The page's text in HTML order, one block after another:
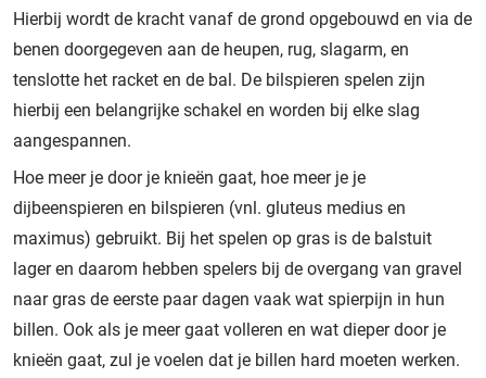
Hierbij wordt de kracht vanaf de grond opgebouwd en via de
benen doorgegeven aan de heupen, rug, slagarm, en
tenslotte het racket en de bal. De bilspieren spelen zijn
hierbij een belangrijke schakel en worden bij elke slag
aangespannen.
Hoe meer je door je knieën gaat, hoe meer je je
dijbeenspieren en bilspieren (vnl. gluteus medius en
maximus) gebruikt. Bij het spelen op gras is de balstuit
lager en daarom hebben spelers bij de overgang van gravel
naar gras de eerste paar dagen vaak wat spierpijn in hun
billen. Ook als je meer gaat volleren en wat dieper door je
knieën gaat, zul je voelen dat je billen hard moeten werken.